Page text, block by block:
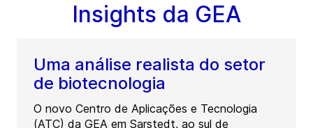
Insights da GEA
Uma análise realista do setor
de biotecnologia
O novo Centro de Aplicações e Tecnologia
(ATC) da GEA em Sarstedt, ao sul de